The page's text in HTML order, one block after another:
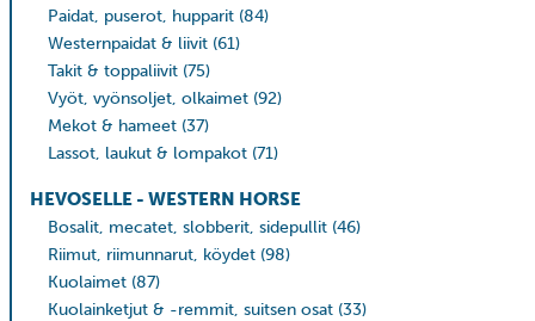
Paidat, puserot, hupparit (84)
Westernpaidat & liivit (61)
Takit & toppaliivit (75)
Vyöt, vyönsoljet, olkaimet (92)
Mekot & hameet (37)
Lassot, laukut & lompakot (71)
HEVOSELLE - WESTERN HORSE
Bosalit, mecatet, slobberit, sidepullit (46)
Riimut, riimunnarut, köydet (98)
Kuolaimet (87)
Kuolainketjut & -remmit, suitsen osat (33)